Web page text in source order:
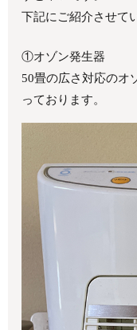
下記にご紹介させて
①オゾン発生器
50畳の広さ対応のオ
っております。